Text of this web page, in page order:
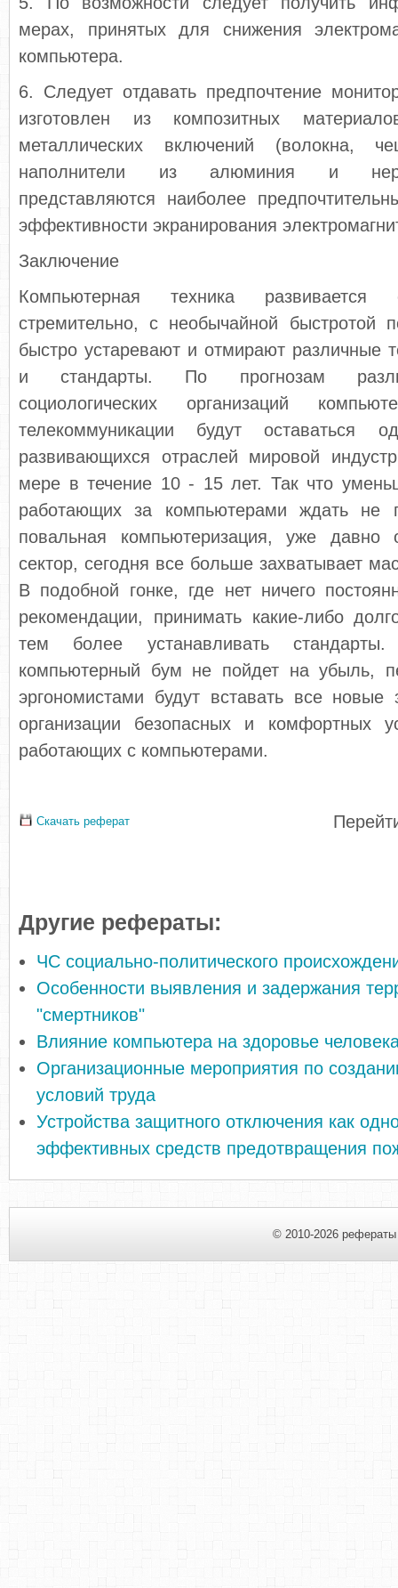
мерах, принятых для снижения
компьютера.
6. Следует отдавать предпочтение
изготовлен из композитных
металлических включений (волокна,
наполнители из алюминия и
представляются наиболее
эффективности экранирования
Заключение
Компьютерная техника развивается
стремительно, с необычайной быстротой
быстро устаревают и отмирают различные
и стандарты. По прогнозам
социологических организаций
телекоммуникации будут оставаться
развивающихся отраслей мировой
мере в течение 10 - 15 лет. Так что
работающих за компьютерами ждать не
повальная компьютеризация, уже давно
сектор, сегодня все больше захватывает
В подобной гонке, где нет ничего
рекомендации, принимать какие-либо
тем более устанавливать
компьютерный бум не пойдет на убыль,
эргономистами будут вставать все новые
организации безопасных и комфортных
работающих с компьютерами.
Скачать реферат
Другие рефераты:
ЧС социально-политического
Особенности выявления и задержания
"смертников"
Влияние компьютера на здоровье
Организационные мероприятия по
условий труда
Устройства защитного отключения как
эффективных средств предотвращения
© 2010-2026 рефераты